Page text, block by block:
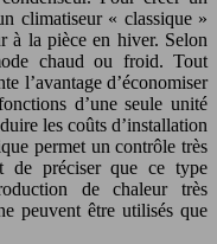
climatiseur « classique »
à la pièce en hiver. Selon
chaud ou froid. Tout
l’avantage d’économiser
d’une seule unité
les coûts d’installation
permet un contrôle très
de préciser que ce type
de chaleur très
peuvent être utilisés que